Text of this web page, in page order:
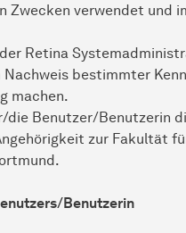
Zwecken verwendet und
Retina
bestimmter
machen.
Benutzer/Benutzerin
zur Fakultät
Benutzerin